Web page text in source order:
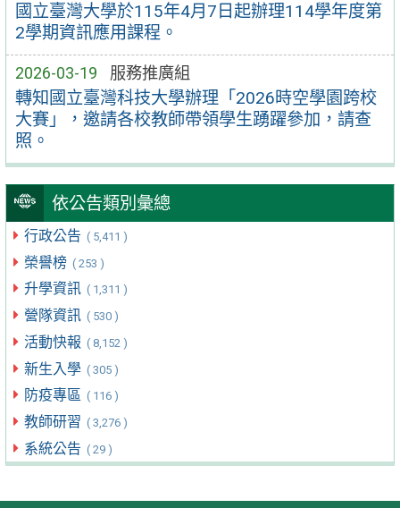
國立臺灣大學於115年4月7日起辦理114學年度第
2學期資訊應用課程。
2026-03-19 服務推廣組
轉知國立臺灣科技大學辦理「2026時空學園跨校
大賽」，邀請各校教師帶領學生踴躍參加，請查
照。
依公告類別彙總
行政公告 ( 5,411 )
榮譽榜 ( 253 )
升學資訊 ( 1,311 )
營隊資訊 ( 530 )
活動快報 ( 8,152 )
新生入學 ( 305 )
防疫專區 ( 116 )
教師研習 ( 3,276 )
系統公告 ( 29 )